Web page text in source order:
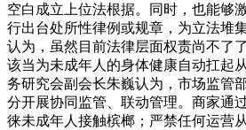
空白成立上位法根据。同时，也能够
行出台处所性律例或规章，为立法堆
认为，虽然目前法律层面权责尚不了
该当为未成年人的身体健康自动扛起
务研究会副会长朱巍认为，市场监管
分开展协同监管、联动管理。商家通
徕未成年人接触槟榔；严禁任何运营